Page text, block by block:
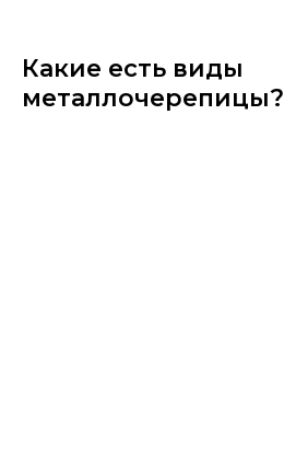
Какие есть виды
металлочерепицы?